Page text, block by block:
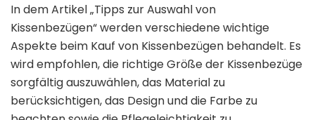
In dem Artikel „Tipps zur Auswahl von
Kissenbezügen“ werden verschiedene wichtige
Aspekte beim Kauf von Kissenbezügen behandelt. Es
wird empfohlen, die richtige Größe der Kissenbezüge
sorgfältig auszuwählen, das Material zu
berücksichtigen, das Design und die Farbe zu